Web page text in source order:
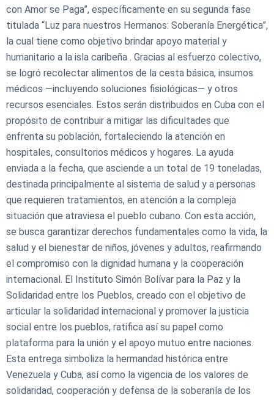
con Amor se Paga”, específicamente en su segunda fase
titulada “Luz para nuestros Hermanos: Soberanía Energética”,
la cual tiene como objetivo brindar apoyo material y
humanitario a la isla caribeña . Gracias al esfuerzo colectivo,
se logró recolectar alimentos de la cesta básica, insumos
médicos —incluyendo soluciones fisiológicas— y otros
recursos esenciales. Estos serán distribuidos en Cuba con el
propósito de contribuir a mitigar las dificultades que
enfrenta su población, fortaleciendo la atención en
hospitales, consultorios médicos y hogares. La ayuda
enviada a la fecha, que asciende a un total de 19 toneladas,
destinada principalmente al sistema de salud y a personas
que requieren tratamientos, en atención a la compleja
situación que atraviesa el pueblo cubano. Con esta acción,
se busca garantizar derechos fundamentales como la vida, la
salud y el bienestar de niños, jóvenes y adultos, reafirmando
el compromiso con la dignidad humana y la cooperación
internacional. El Instituto Simón Bolívar para la Paz y la
Solidaridad entre los Pueblos, creado con el objetivo de
articular la solidaridad internacional y promover la justicia
social entre los pueblos, ratifica así su papel como
plataforma para la unión y el apoyo mutuo entre naciones.
Esta entrega simboliza la hermandad histórica entre
Venezuela y Cuba, así como la vigencia de los valores de
solidaridad, cooperación y defensa de la soberanía de los